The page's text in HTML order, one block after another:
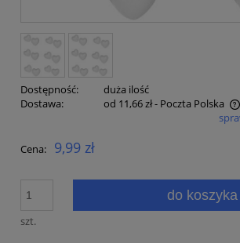
Dostępność:
duża ilość
Dostawa:
od 11,66 zł- Poczta Polska
Cena nie zawiera ewentualnych kosztów
Cena: 9,99 zł
szt.
do koszyka